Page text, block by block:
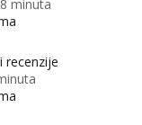
minuta
recenzije